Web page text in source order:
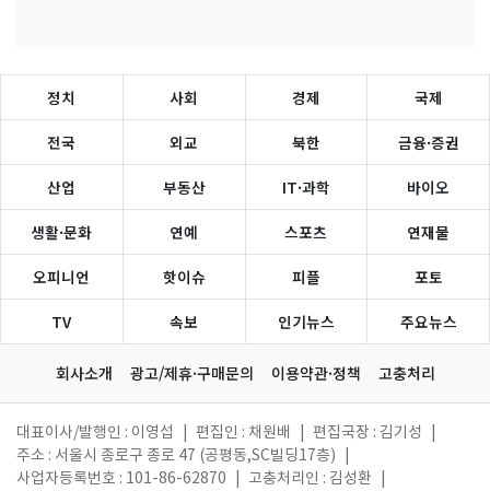
정치 사회 경제 국제
전국 외교 북한 금융·증권
산업 부동산 IT·과학 바이오
생활·문화 연예 스포츠 연재물
오피니언 핫이슈 피플 포토
TV 속보 인기뉴스 주요뉴스
회사소개 광고/제휴·구매문의 이용약관·정책 고충처리
대표이사/발행인 : 이영섭 편집인 : 채원배 편집국장 : 김기성
주소 : 서울시 종로구 종로 47 (공평동,SC빌딩17층)
사업자등록번호 : 101-86-62870
고충처리인 : 김성환